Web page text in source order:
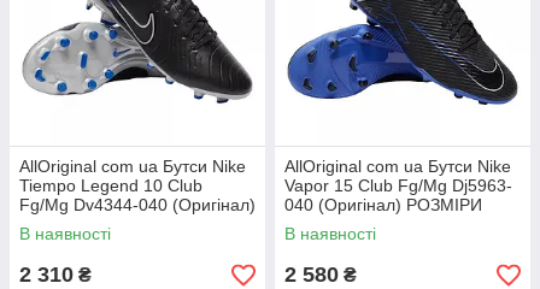
AllOriginal com ua Бутси Nike
Tiempo Legend 10 Club
Fg/Mg Dv4344-040 (Оригінал)
РОЗМІРИ ЗАПИТУЙТЕ
В наявності
2 310 ₴
AllOriginal com ua Бутси Nike
Vapor 15 Club Fg/Mg Dj5963-
040 (Оригінал) РОЗМІРИ
ЗАПИТУЙТЕ
В наявності
2 580 ₴